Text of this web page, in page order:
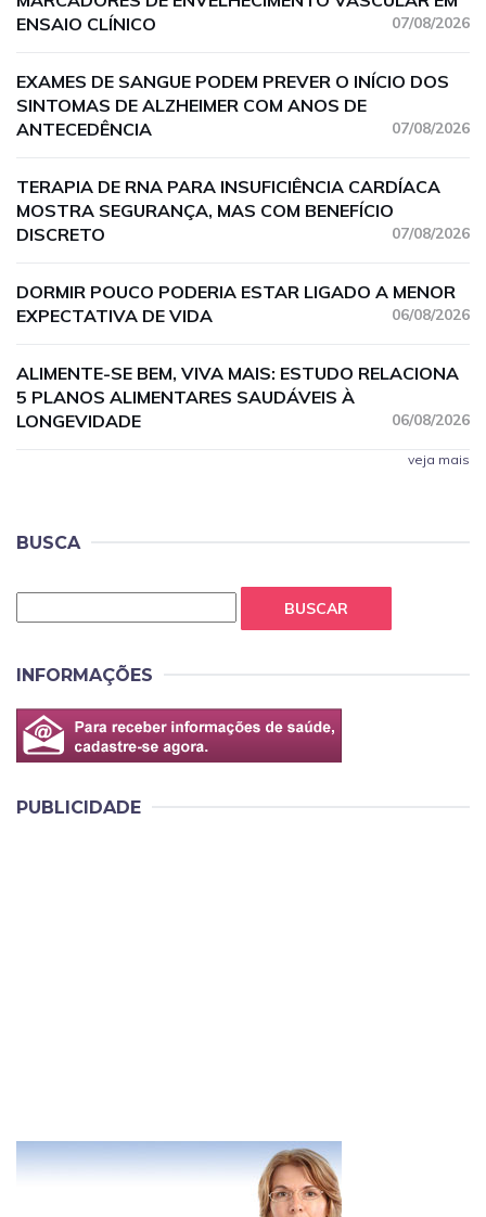
ENSAIO CLÍNICO
07/08/2026
EXAMES DE SANGUE PODEM PREVER O INÍCIO DOS
SINTOMAS DE ALZHEIMER COM ANOS DE
ANTECEDÊNCIA
07/08/2026
TERAPIA DE RNA PARA INSUFICIÊNCIA CARDÍACA
MOSTRA SEGURANÇA, MAS COM BENEFÍCIO
DISCRETO
07/08/2026
DORMIR POUCO PODERIA ESTAR LIGADO A MENOR
EXPECTATIVA DE VIDA
06/08/2026
ALIMENTE-SE BEM, VIVA MAIS: ESTUDO RELACIONA
5 PLANOS ALIMENTARES SAUDÁVEIS À
LONGEVIDADE
06/08/2026
veja mais
BUSCA
BUSCAR
INFORMAÇÕES
PUBLICIDADE